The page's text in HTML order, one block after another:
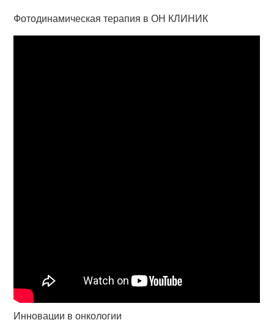
Фотодинамическая терапия в ОН КЛИНИК
Инновации в онкологии